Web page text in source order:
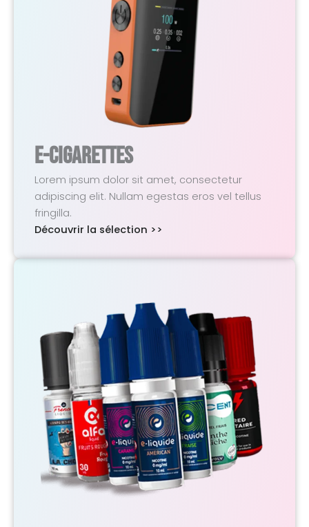
E-Cigarettes
Lorem ipsum dolor sit amet, consectetur
adipiscing elit. Nullam egestas eros vel tellus
fringilla.
Découvrir la sélection >>